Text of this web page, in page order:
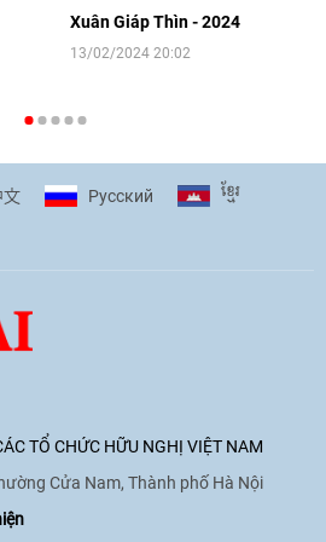
Việt Nam ở nước ngoài
với biến đổi khí hậu
Lào dành ưu tiên hàng đầu cho
hệ với Việt Nam
Doanh nghiệp Hoa Kỳ hỗ trợ
Nam xác định danh tính người mất
Xuân Giáp Thìn - 2024
13/02/2024 20:02
文 Pусский ខ្មែរ
TỔ CHỨC HỮU NGHỊ VIỆT NAM
Cửa Nam, Thành phố Hà Nội